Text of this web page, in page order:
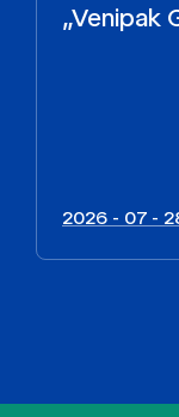
„Venipak
2026 - 07 -